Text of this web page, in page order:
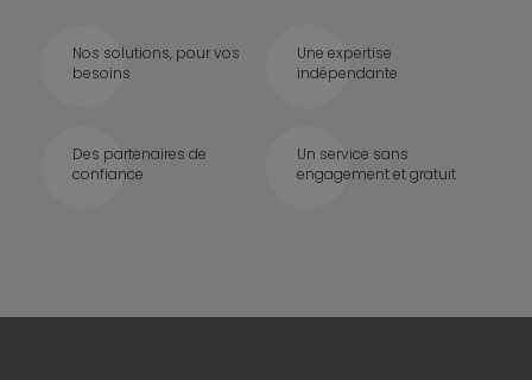
Nos solutions, pour vos
besoins
Une expertise
indépendante
Des partenaires de
confiance
Un service sans
engagement et gratuit